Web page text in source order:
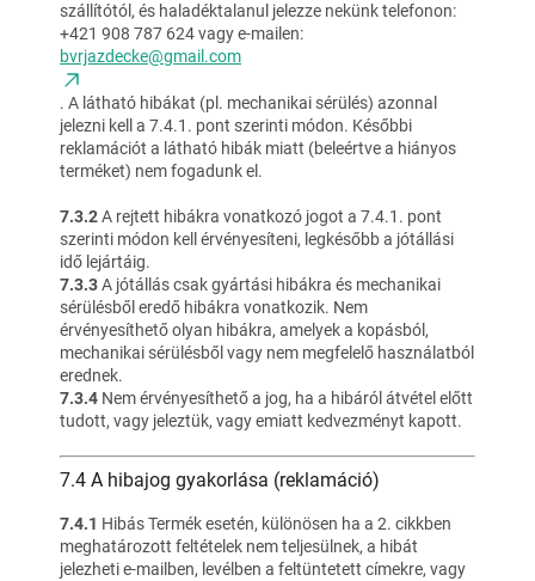
szállítótól, és haladéktalanul jelezze nekünk telefonon:
+421 908 787 624 vagy e-mailen:
bvrjazdecke@gmail.com
. A látható hibákat (pl. mechanikai sérülés) azonnal
jelezni kell a 7.4.1. pont szerinti módon. Későbbi
reklamációt a látható hibák miatt (beleértve a hiányos
terméket) nem fogadunk el.
7.3.2A rejtett hibákra vonatkozó jogot a 7.4.1. pont
szerinti módon kell érvényesíteni, legkésőbb a jótállási
idő lejártáig.
7.3.3A jótállás csak gyártási hibákra és mechanikai
sérülésből eredő hibákra vonatkozik. Nem
érvényesíthető olyan hibákra, amelyek a kopásból,
mechanikai sérülésből vagy nem megfelelő használatból
erednek.
7.3.4 Nem érvényesíthető a jog, ha a hibáról átvétel előtt
tudott, vagy jeleztük, vagy emiatt kedvezményt kapott.
7.4 A hibajog gyakorlása (reklamáció)
7.4.1 Hibás Termék esetén, különösen ha a 2. cikkben
meghatározott feltételek nem teljesülnek, a hibát
jelezheti e-mailben, levélben a feltüntetett címekre, vagy